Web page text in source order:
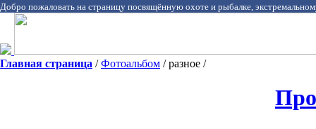
Добро пожаловать на страницу посвящённую охоте и рыбалке,
Главная страница /Фотоальбом / разное /